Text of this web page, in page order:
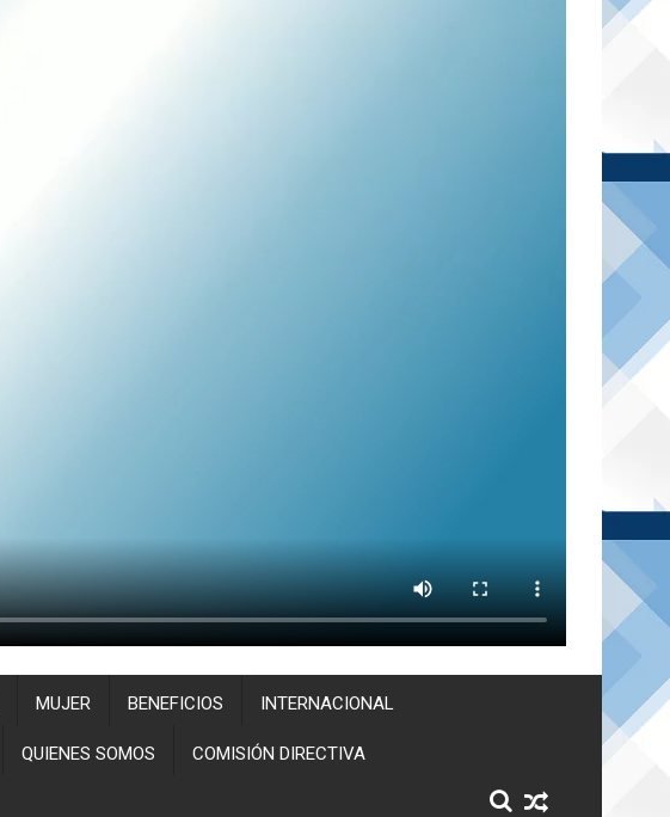
MUJER BENEFICIOS INTERNACIONAL
QUIENES SOMOS COMISIÓN DIRECTIVA